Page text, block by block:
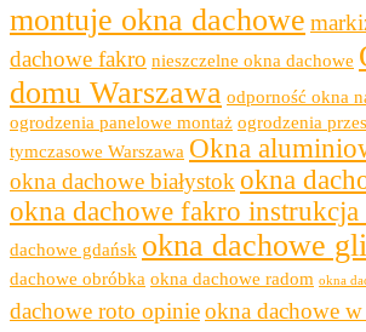
montuje okna dachowe
dachowe fakro nieszczelne okna dachowe
domu Warszawa odporność okna
ogrodzenia panelowe montaż ogrodzenia
tymczasowe Warszawa Okna
okna dachowe białystok okna
okna dachowe fakro instrukcja
dachowe gdańsk okna dachowe
dachowe obróbka okna dachowe radom okna
dachowe roto opinieokna dachowe